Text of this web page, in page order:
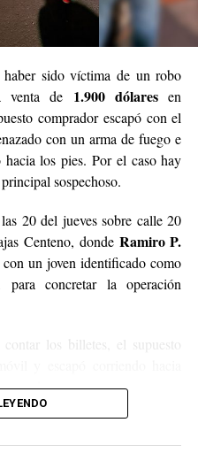
sido víctima de un robo
venta de 1.900 dólares en
comprador escapó con el
con un arma de fuego e
los pies. Por el caso hay
sospechoso.
20 del jueves sobre calle 20
Centeno, donde Ramiro P.
un joven identificado como
concretar la operación
los billetes, el supuesto
poder.
a pie, pero aseguró que el
hombres y que uno de ellos